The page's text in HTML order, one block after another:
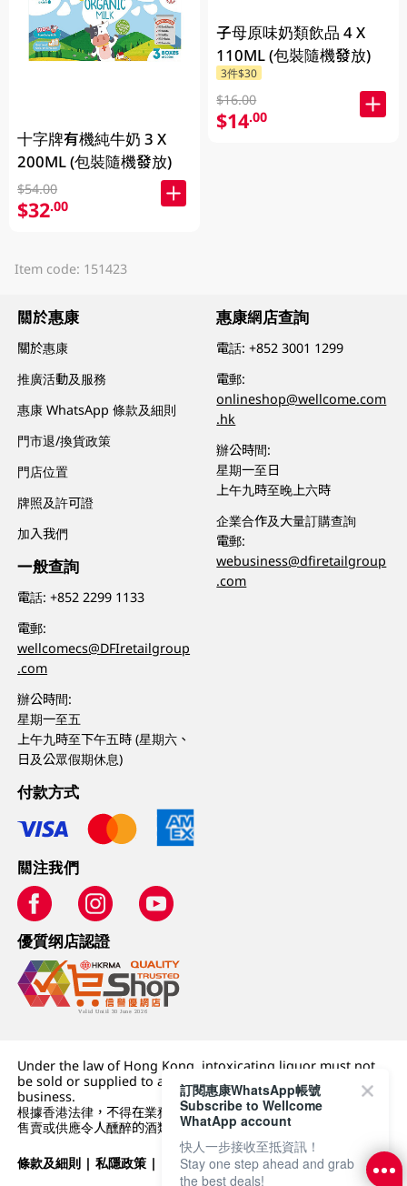
十字牌有機純牛奶 3 X
200ML (包裝隨機發放)
$54.00
$32.00
子母原味奶類飲品 4 X
110ML (包裝隨機發放)
3件$30
$16.00
$14.00
Item code: 151423
關於惠康
關於惠康
推廣活動及服務
惠康 WhatsApp 條款及細則
門市退/換貨政策
門店位置
牌照及許可證
加入我們
一般查詢
電話:+852 2299 1133
電郵:
wellcomecs@DFIretailgroup
.com
辦公時間:
星期一至五
上午九時至下午五時 (星期六、
日及公眾假期休息)
惠康網店查詢
電話:+852 3001 1299
電郵:
onlineshop@wellcome.com
.hk
辦公時間:
星期一至日
上午九時至晚上六時
企業合作及大量訂購查詢
電郵:
webusiness@dfiretailgroup
.com
付款方式
關注我們
優質纲店認證
Under the law of Hong Kong, intoxicating liquor must not
be sold or supplied to a minor (under 18) in the course of
business.
根據香港法律，不得在業務過程中，向未成年人 (18 歲以下人士)
售賣或供應令人醺醉的酒類。
條款及細則 |私隱政策 | DFI零售集團
訂閱惠康WhatsApp帳號
Subscribe to Wellcome
WhatApp account
快人一步接收至抵資訊！
Stay one step ahead and grab
the best deals!